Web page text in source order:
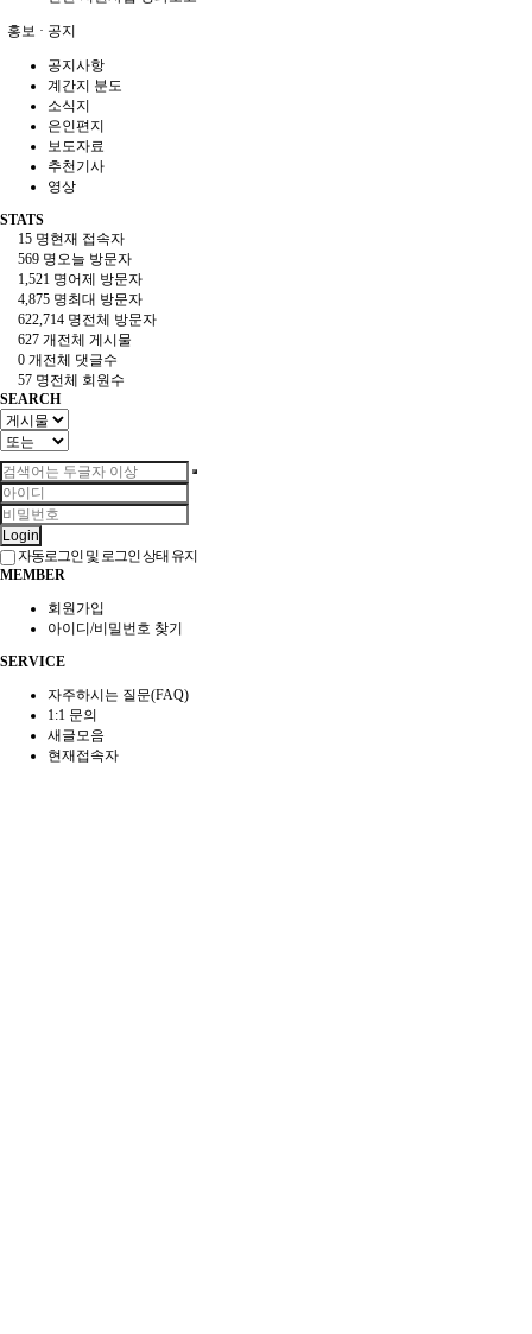
홍보 · 공지
공지사항
계간지 분도
소식지
은인편지
보도자료
추천기사
영상
STATS
15 명현재 접속자
569 명오늘 방문자
1,521 명어제 방문자
4,875 명최대 방문자
622,714 명전체 방문자
627 개 전체 게시물
0 개 전체 댓글수
57 명전체 회원수
SEARCH
Login
자동로그인 및 로그인 상태 유지
MEMBER
회원가입
아이디/비밀번호 찾기
SERVICE
자주하시는 질문(FAQ)
1:1 문의
새글모음
현재접속자